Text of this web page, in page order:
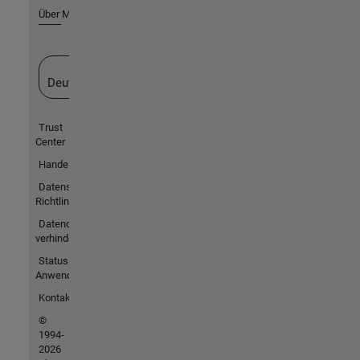
Über MathWorks
Deutschland
Trust
Center
Handelsmarken
Datenschutz-
Richtlinien
Datendiebstahl
verhindern
Status von
Anwendungen
Kontakt
©
1994-
2026